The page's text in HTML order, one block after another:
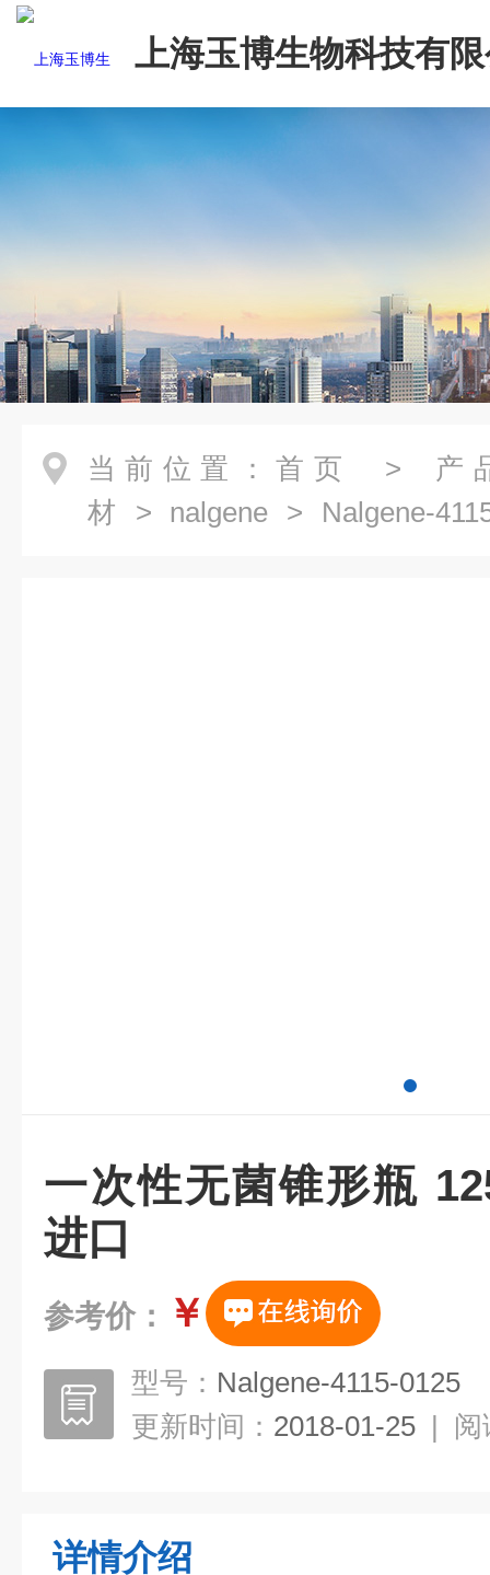
上海玉博生物科技有
当前位置： 首页 > 产
材 > nalgene > Nalgene-
一次性无菌锥形瓶
进口
参考价： ￥
型号： Nalgene-4115-0125
更新时间： 2018-01-25 | 阅
详情介绍